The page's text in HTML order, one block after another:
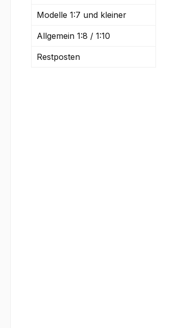
Modelle 1:7 und kleiner
Allgemein 1:8 / 1:10
Restposten